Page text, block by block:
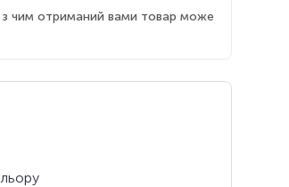
з чим отриманий вами товар може